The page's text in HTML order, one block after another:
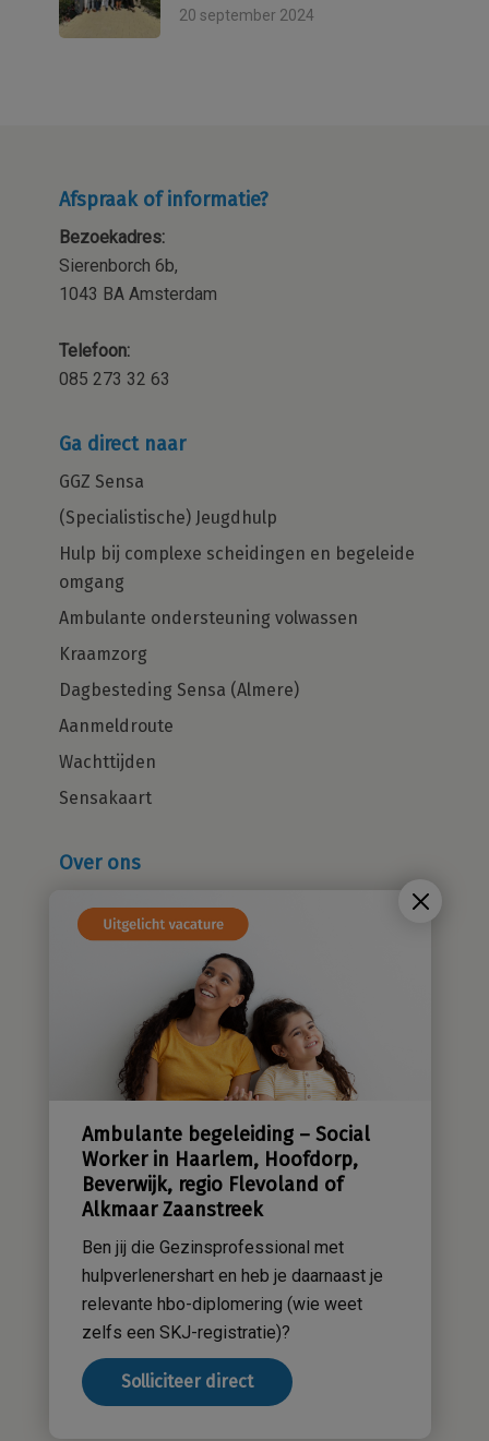
Ambulante begeleiding – Social
Worker in Haarlem, Hoofdorp,
Beverwijk, regio Flevoland of
Alkmaar Zaanstreek
Ben jij die Gezinsprofessional met
hulpverlenershart en heb je daarnaast je
relevante hbo-diplomering (wie weet
zelfs een SKJ-registratie)?
Solliciteer direct
20 september 2024
Afspraak of informatie?
Bezoekadres:
Sierenborch 6b,
1043 BA Amsterdam
Telefoon:
085 273 32 63
Ga direct naar
GGZ Sensa
(Specialistische) Jeugdhulp
Hulp bij complexe scheidingen en begeleide
omgang
Ambulante ondersteuning volwassen
Kraamzorg
Dagbesteding Sensa (Almere)
Aanmeldroute
Wachttijden
Sensakaart
Over ons
Cliëntenraad
Sensatieve methodiek
Groene zorg
Stichting Sensa
Contact